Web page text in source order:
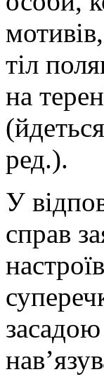
тіл
на
ред.).
У
справ